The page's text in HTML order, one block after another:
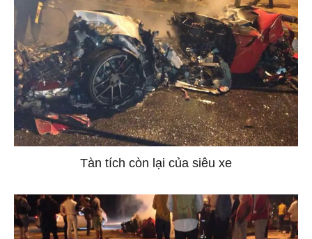
Tàn tích còn lại của siêu xe